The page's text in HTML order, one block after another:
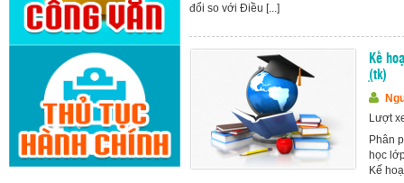
đổi so với Điều [...]
Kế
̣(tk)
Lượt
Phân
học
Kế